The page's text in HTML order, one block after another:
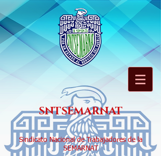
SNTSEMARNAT
Sindicato Nacional de Trabajadores de la
SEMARNAT